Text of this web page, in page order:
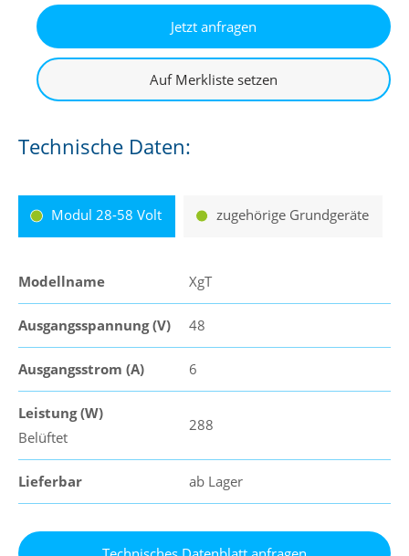
Technische Daten:
Modul 28-58 Volt zugehörige Grundgeräte
Modellname XgT
Ausgangsspannung (V) 48
Ausgangsstrom (A) 6
Leistung (W)
Belüftet
288
Lieferbar ab Lager